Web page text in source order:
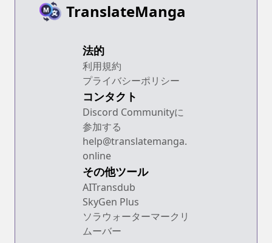
TranslateManga
法的
利用規約
プライバシーポリシー
コンタクト
Discord Communityに
参加する
help@translatemanga.
online
その他ツール
AITransdub
SkyGen Plus
ソラウォーターマークリ
ムーバー